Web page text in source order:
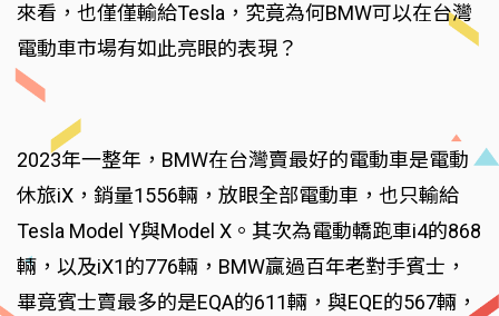
來看，也僅僅輸給Tesla，究竟為何BMW可以在台灣
電動車市場有如此亮眼的表現？
2023年一整年，BMW在台灣賣最好的電動車是電動
休旅iX，銷量1556輛，放眼全部電動車，也只輸給
Tesla Model Y與Model X。其次為電動轎跑車i4的868
輛，以及iX1的776輛，BMW贏過百年老對手賓士，
畢竟賓士賣最多的是EQA的611輛，與EQE的567輛，